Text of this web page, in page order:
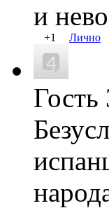
и
+1 Лично
Гость